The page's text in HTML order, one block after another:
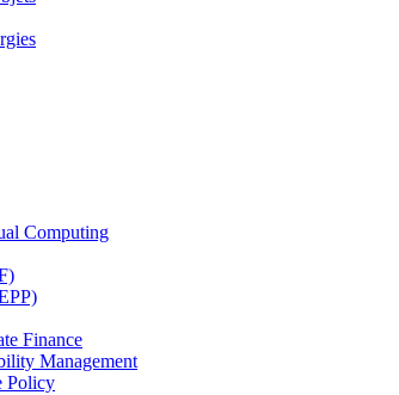
Computing
Finance
Management
Policy